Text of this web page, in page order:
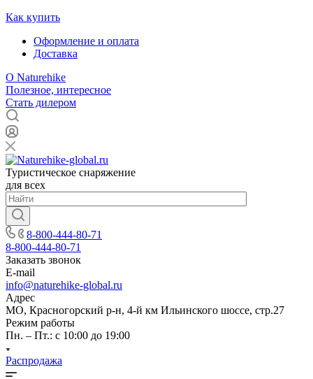
Как купить
Оформление и оплата
Доставка
О Naturehike
Полезное, интересное
Стать дилером
Туристическое снаряжение
для всех
8-800-444-80-71
8-800-444-80-71
Заказать звонок
E-mail
info@naturehike-global.ru
Адрес
МО, Красногорский р-н, 4-й км Ильинского шоссе, стр.27
Режим работы
Пн. – Пт.: с 10:00 до 19:00
Распродажа